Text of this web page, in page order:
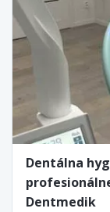
Dentálna
Dentmedik